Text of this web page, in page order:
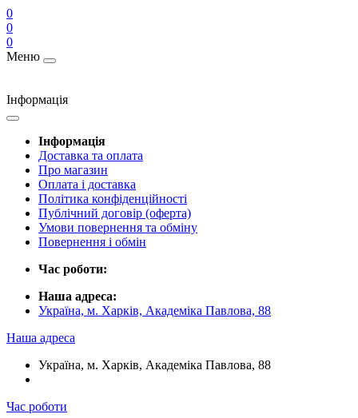
0
0
0
Меню
Інформація
Інформація
Доставка та оплата
Про магазин
Оплата і доставка
Політика конфіденційності
Публічний договір (оферта)
Умови повернення та обміну
Повернення і обмін
Час роботи:
Наша адреса:
Україна, м. Харків, Академіка Павлова, 88
Наша адреса
Україна, м. Харків, Академіка Павлова, 88
Час роботи